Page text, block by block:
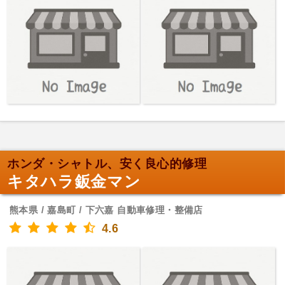
ホンダ・シャトル、安く良心的修理
キタハラ鈑金マン
熊本県 / 嘉島町 / 下六嘉 自動車修理・整備店
4.6